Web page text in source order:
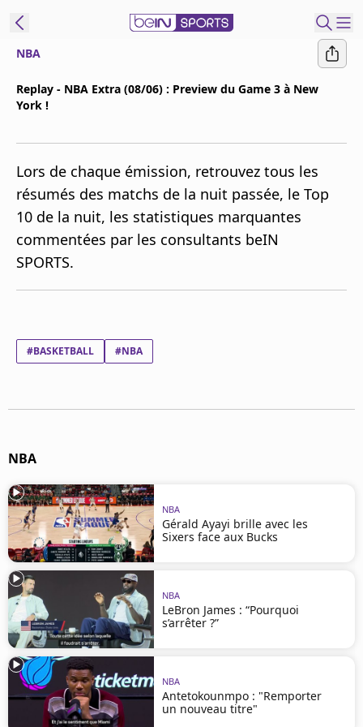
Replays
Podcasts
En Direct
Gérer les
Contactez nous
beINSPIRED
CGU
Protection des données
NBA
Replay - NBA Extra (08/06) : Preview du Game 3 à New
York !
Lors de chaque émission, retrouvez tous les
résumés des matchs de la nuit passée, le Top
10 de la nuit, les statistiques marquantes
commentées par les consultants beIN
SPORTS.
#BASKETBALL #NBA
NBA
NBA
Gérald Ayayi brille avec les
Sixers face aux Bucks
NBA
LeBron James : “Pourquoi
s’arrêter ?”
NBA
Antetokounmpo : "Remporter
un nouveau titre"